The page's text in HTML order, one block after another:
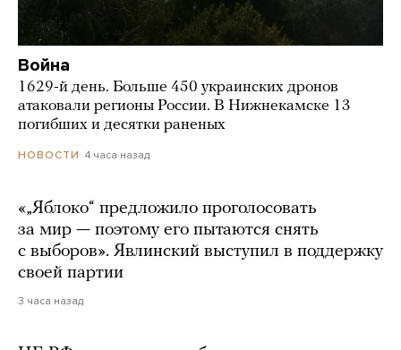
Война
1629-й день. Больше 450 украинских дронов
атаковали регионы России. В Нижнекамске 13
погибших и десятки раненых
НОВОСТИ 4 часа назад
«„Яблоко“ предложило проголосовать
за мир — поэтому его пытаются снять
с выборов». Явлинский выступил в поддержку
своей партии
3 часа назад